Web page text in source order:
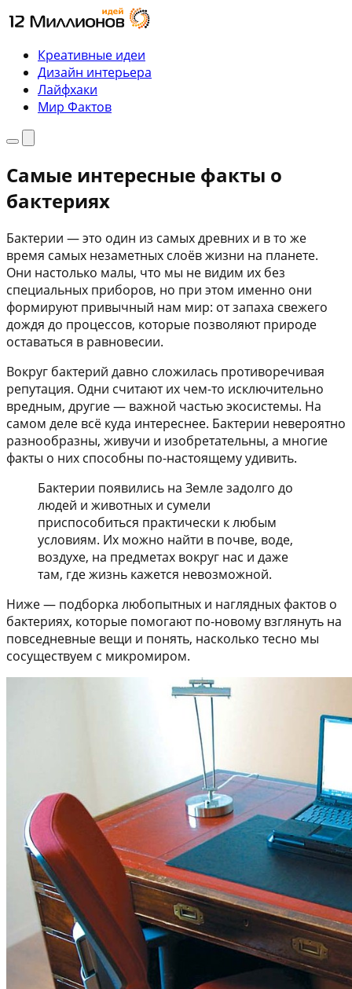
Перейти
к
содержимому
Креативные идеи
Дизайн интерьера
Лайфхаки
Мир Фактов
МенюПоиск
Самые интересные факты о
бактериях
Бактерии — это один из самых древних и в то же
время самых незаметных слоёв жизни на планете.
Они настолько малы, что мы не видим их без
специальных приборов, но при этом именно они
формируют привычный нам мир: от запаха свежего
дождя до процессов, которые позволяют природе
оставаться в равновесии.
Вокруг бактерий давно сложилась противоречивая
репутация. Одни считают их чем-то исключительно
вредным, другие — важной частью экосистемы. На
самом деле всё куда интереснее. Бактерии невероятно
разнообразны, живучи и изобретательны, а многие
факты о них способны по-настоящему удивить.
Бактерии появились на Земле задолго до
людей и животных и сумели
приспособиться практически к любым
условиям. Их можно найти в почве, воде,
воздухе, на предметах вокруг нас и даже
там, где жизнь кажется невозможной.
Ниже — подборка любопытных и наглядных фактов о
бактериях, которые помогают по-новому взглянуть на
повседневные вещи и понять, насколько тесно мы
сосуществуем с микромиром.